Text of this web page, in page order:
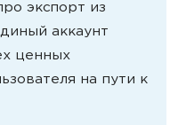
экспорт из
аккаунт
ценных
на пути к